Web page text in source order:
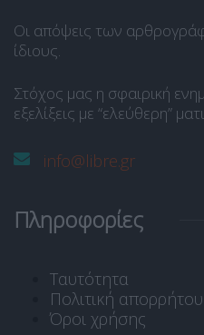
Οι απόψεις των
ίδιους.
Στόχος μας η σφαιρική
εξελίξεις με “ελεύθερη”
info@libre.gr
Πληροφορίες
Ταυτότητα
Πολιτική απορρήτου
Όροι χρήσης